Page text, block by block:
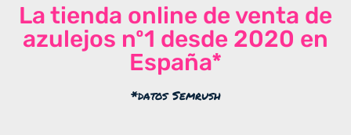
La tienda online de venta de
azulejos nº1 desde 2020 en
España*
*datos Semrush